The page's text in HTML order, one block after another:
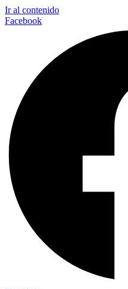
Ir al contenido
Facebook